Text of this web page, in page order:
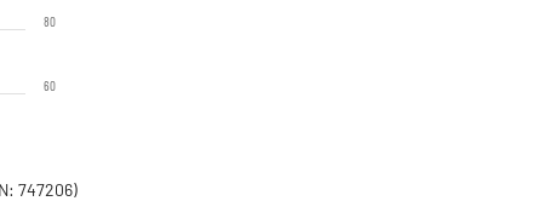
60
80
747206)